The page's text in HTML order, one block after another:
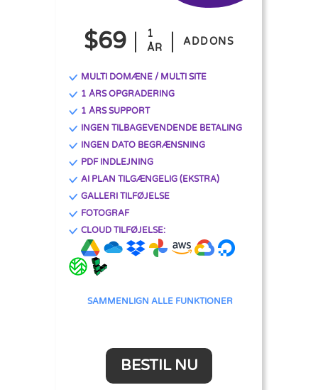
$69
1
ÅR
ADDONS
MULTI DOMÆNE / MULTI SITE
1 ÅRS OPGRADERING
1 ÅRS SUPPORT
INGEN TILBAGEVENDENDE BETALING
INGEN DATO BEGRÆNSNING
PDF INDLEJNING
AI PLAN TILGÆNGELIG (EKSTRA)
GALLERI TILFØJELSE
FOTOGRAF
CLOUD TILFØJELSE:
SAMMENLIGN ALLE FUNKTIONER
BESTIL NU